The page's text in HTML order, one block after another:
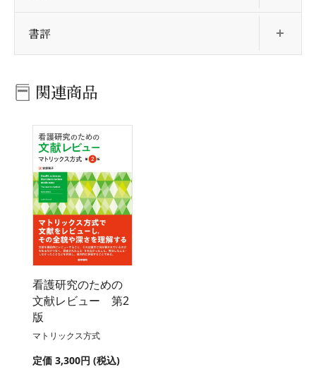
書評
関連商品
看護研究のための
文献レビュー 第2
版
マトリックス方式
定価 3,300円 (税込)